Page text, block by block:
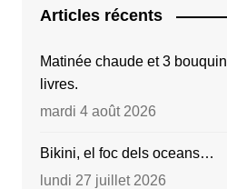
Articles récents
Matinée chaude et 3
livres.
mardi 4 août 2026
Bikini, el foc dels oceans…
lundi 27 juillet 2026